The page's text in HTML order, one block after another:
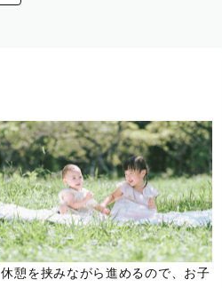
休憩を挟みながら進めるので、お子